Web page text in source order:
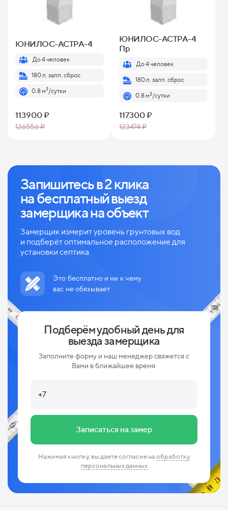
ЮНИЛОС-АСТРА-4
До 4 человек
180 л. залп. сброс
0.8 м3/сутки
113900 ₽
126556 ₽
ЮНИЛОС-АСТРА-4
Пр
До 4 человек
180 л. залп. сброс
0.8 м3/сутки
117300 ₽
123474 ₽
Запишитесь в 2 клика
набесплатный выезд
замерщика на объект
Замерщик измерит уровень грунтовых вод
и подберёт оптимальное расположение для
установки септика
Это бесплатно и ни к чему
вас не обязывает
Подберём удобный день для
выезда замерщика
Заполните форму и наш менеджер свяжется с
Вами в ближайшее время
Записаться на замер
Нажимая кнопку, вы даете согласие на обработку
персональных данных